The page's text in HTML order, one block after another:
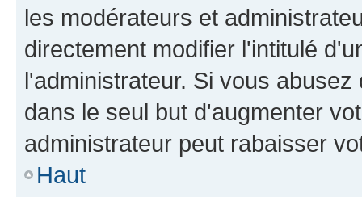
les modérateurs et
directement modifier l'intitulé
l'administrateur. Si vous
dans le seul but d'augmenter
administrateur peut rabaisser
Haut